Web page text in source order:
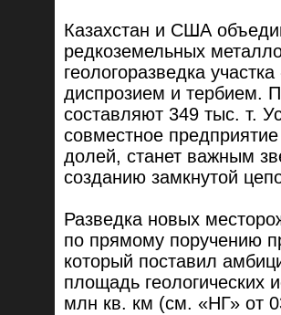
Казахстан и США
редкоземельных
геологоразведка
диспрозием и тербием.
составляют 349 тыс. т.
совместное
долей, станет важным
созданию замкнутой
Разведка новых
по прямому поручению
который поставил
площадь геологических
млн кв. км (см. «НГ» от